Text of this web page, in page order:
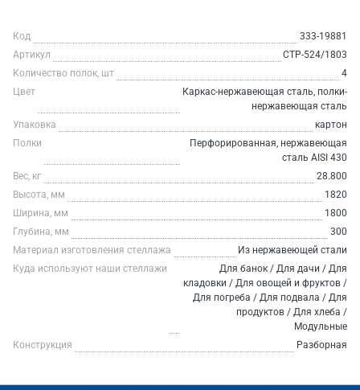
Код
333-19881
Артикул
СТР-524/1803
Количество полок, шт
4
Цвет
Каркас-нержавеющая сталь, полки-
нержавеющая сталь
Упаковка
картон
Полки
Перфорированная, нержавеющая
сталь AISI 430
Вес, кг
28.800
Высота, мм
1820
Ширина, мм
1800
Глубина, мм
300
Материал изготовления стеллажа
Из нержавеющей стали
Куда используют наши стеллажи
Для банок / Для дачи / Для
кладовки / Для овощей и фруктов /
Для погреба / Для подвала / Для
продуктов / Для хлеба /
Модульные
Конструкция
Разборная